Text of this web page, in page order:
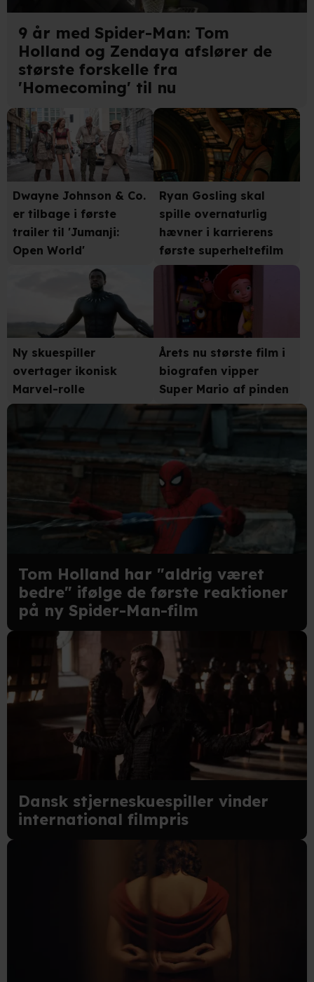
9 år med Spider-Man: Tom
Holland og Zendaya afslører de
største forskelle fra
'Homecoming' til nu
Dwayne Johnson & Co.
er tilbage i første
trailer til 'Jumanji:
Open World'
Ryan Gosling skal
spille overnaturlig
hævner i karrierens
første superheltefilm
Ny skuespiller
overtager ikonisk
Marvel-rolle
Årets nu største film i
biografen vipper
Super Mario af pinden
Tom Holland har "aldrig været
bedre" ifølge de første reaktioner
på ny Spider-Man-film
Dansk stjerneskuespiller vinder
international filmpris